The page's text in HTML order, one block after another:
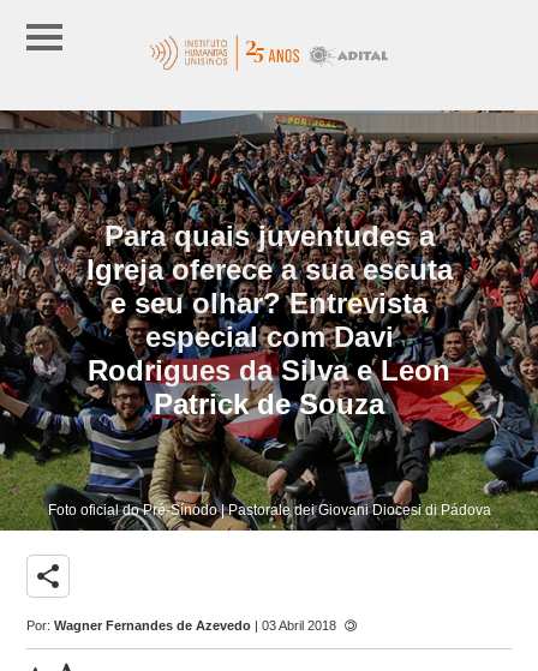
Para quais juventudes a
Igreja oferece a sua escuta
e seu olhar? Entrevista
especial com Davi
Rodrigues da Silva e Leon
Patrick de Souza
Foto oficial do Pré-Sínodo | Pastorale dei Giovani Diocesi di Pádova
share
Por:Wagner Fernandes de Azevedo | 03 Abril 2018